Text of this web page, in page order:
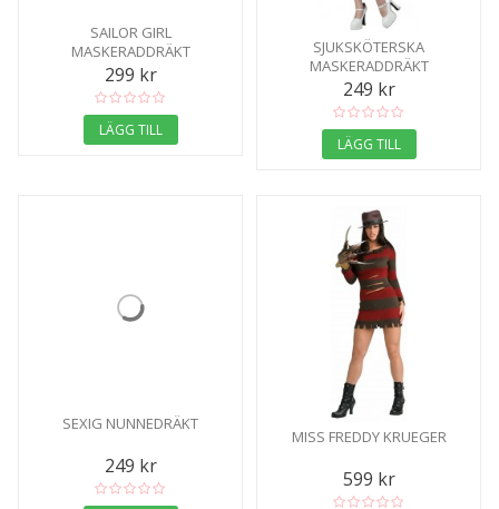
SAILOR GIRL
MASKERADDRÄKT
299 kr
LÄGG TILL
SJUKSKÖTERSKA
MASKERADDRÄKT
249 kr
LÄGG TILL
SEXIG NUNNEDRÄKT
249 kr
MISS FREDDY KRUEGER
599 kr